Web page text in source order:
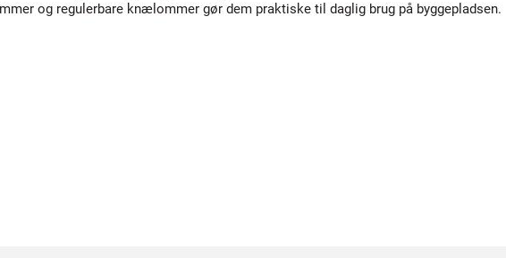
og regulerbare knælommer gør dem praktiske til daglig brug på byggepladsen.